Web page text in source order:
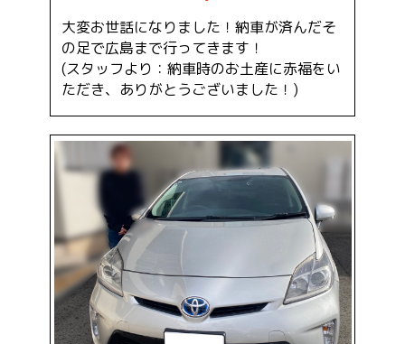
大変お世話になりました！納車が済んだそ
の足で広島まで行ってきます！
(スタッフより：納車時のお土産に赤福をい
ただき、ありがとうございました！)